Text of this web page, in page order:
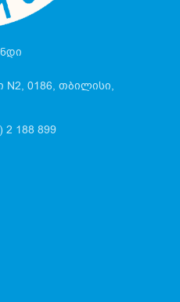
N2, 0186, თბილისი,
2 188 899